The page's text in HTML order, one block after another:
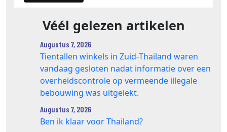
Véél gelezen artikelen
Augustus 7, 2026
Tientallen winkels in Zuid‑Thailand waren
vandaag gesloten nadat informatie over een
overheidscontrole op vermeende illegale
bebouwing was uitgelekt.
Augustus 7, 2026
Ben ik klaar voor Thailand?